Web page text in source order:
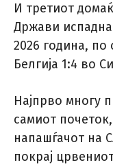
И третиот
Држави
2026 година,
Белгија 1:4 во
Најпрво многу
самиот
напашѓачот на
покрај